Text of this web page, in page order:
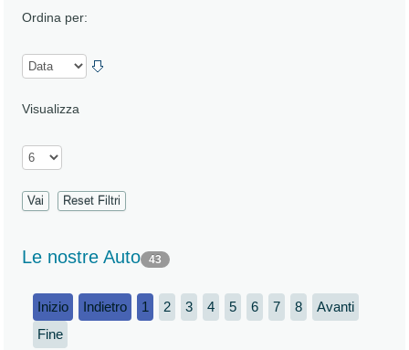
Ordina per:
Visualizza
Le nostre Auto 43
Inizio Indietro 1 2 3 4 5 6 7 8
Avanti
Fine